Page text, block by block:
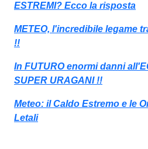
ESTREMI? Ecco la risposta
METEO, l'incredibile legame
!!
In FUTURO enormi danni
SUPER URAGANI !!
Meteo: il Caldo Estremo e le
Letali